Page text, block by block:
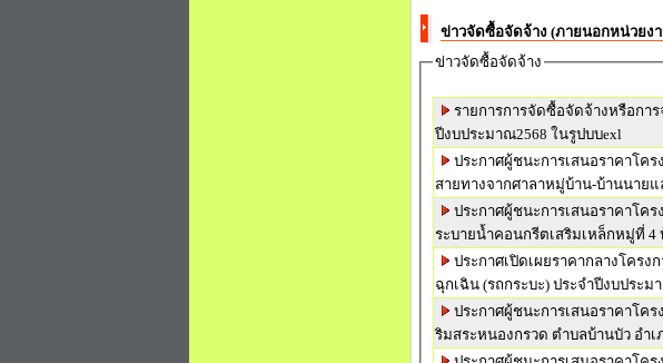
ข่าวจัดซื้อจัดจ้าง (ภายนอกหน่วยง
ข่าวจัดซื้อจัดจ้าง
รายการการจัดซื้อจัดจ้างหรือกา
ปีงบประมาณ2568 ในรูปบบexl
ประกาศผู้ชนะการเสนอราคาโค
สายทางจากศาลาหมู่บ้าน-บ้านนายแ
ประกาศผู้ชนะการเสนอราคาโค
ระบายน้ำคอนกรีตเสริมเหล็กหมู่ที่ 4
ประกาศเปิดเผยราคากลางโคร
ฉุกเฉิน (รถกระบะ) ประจำปีงบประม
ประกาศผู้ชนะการเสนอราคาโค
ริมสระหนองกรวด ตำบลบ้านบัว อำเ